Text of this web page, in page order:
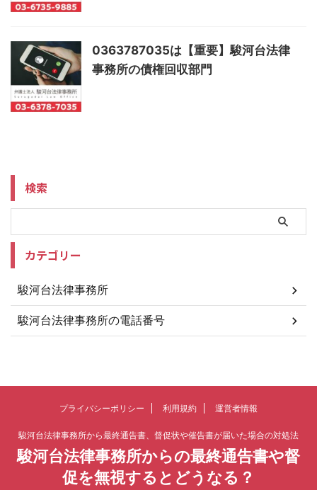
0363787035は【重要】駿河台法律
事務所の債権回収部門
検索
カテゴリー
駿河台法律事務所
駿河台法律事務所の電話番号
プライバシーポリシー 利用規約 運営者情報
駿河台法律事務所から最終通告書、督促状や催告書が届いた場合の対処法
駿河台法律事務所からの最終通告書や督
促を無視するとどうなる？